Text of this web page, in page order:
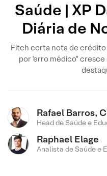
Saúde | XP
Diária de
Fitch corta nota de crédito
por 'erro médico" cresce
Rafael Barros,
Head de Saúde e
Raphael Elage
Analista de Saúde e